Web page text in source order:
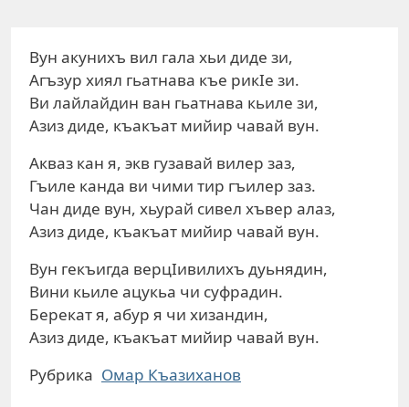
Вун акунихъ вил гала хьи диде зи,
Агъзур хиял гьатнава къе рикIе зи.
Ви лайлайдин ван гьатнава кьиле зи,
Азиз диде, къакъат мийир чавай вун.
Акваз кан я, экв гузавай вилер заз,
Гъиле канда ви чими тир гъилер заз.
Чан диде вун, хьурай сивел хъвер алаз,
Азиз диде, къакъат мийир чавай вун.
Вун гекъигда верцIивилихъ дуьнядин,
Вини кьиле ацукьа чи суфрадин.
Берекат я, абур я чи хизандин,
Азиз диде, къакъат мийир чавай вун.
Рубрика Омар Къазиханов